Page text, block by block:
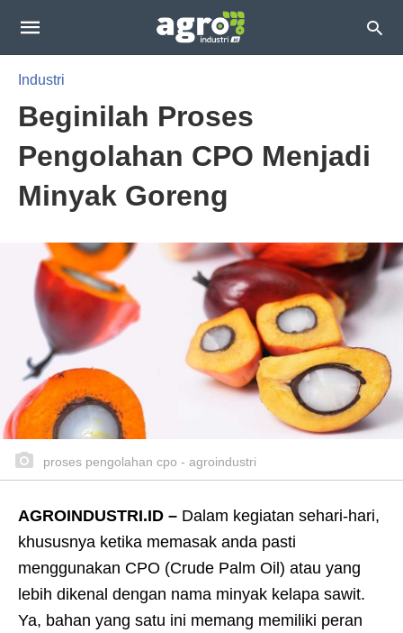
Industri
Beginilah Proses
Pengolahan CPO Menjadi
Minyak Goreng
proses pengolahan cpo - agroindustri
AGROINDUSTRI.ID – Dalam kegiatan sehari-hari,
khususnya ketika memasak anda pasti
menggunakan CPO (Crude Palm Oil) atau yang
lebih dikenal dengan nama minyak kelapa sawit.
Ya, bahan yang satu ini memang memiliki peran